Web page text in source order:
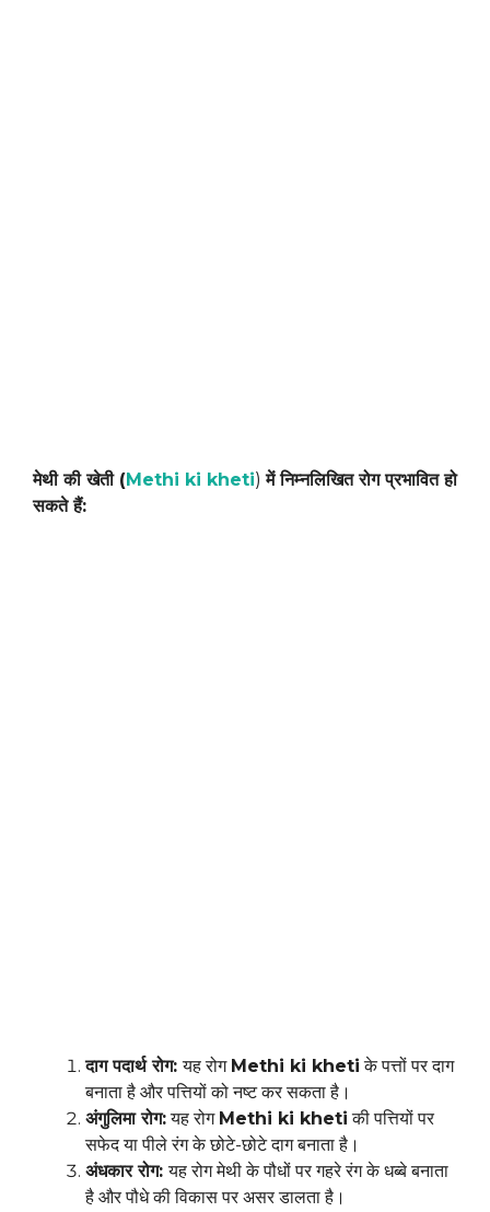
मेथी की खेती (Methi ki kheti)में निम्नलिखित रोग प्रभावित हो
सकते हैं:
दाग पदार्थ रोग:यह रोग Methi ki kheti के पत्तों पर दाग
बनाता है और पत्तियों को नष्ट कर सकता है।
अंगुलिमा रोग:यह रोग Methi ki kheti की पत्तियों पर
सफेद या पीले रंग के छोटे-छोटे दाग बनाता है।
अंधकार रोग:यह रोग मेथी के पौधों पर गहरे रंग के धब्बे बनाता
है और पौधे की विकास पर असर डालता है।